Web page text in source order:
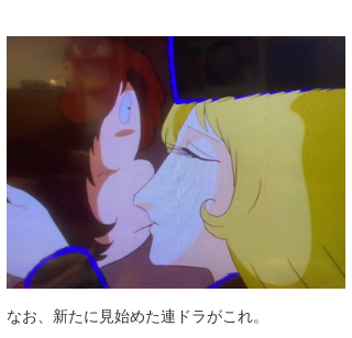
なお、新たに見始めた連ドラがこれ。
唐澤予報士
SancheZ
ゴン
米山予報士
wanda
予報士 hiro.